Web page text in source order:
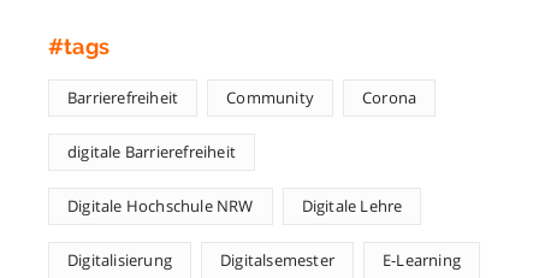
#tags
Barrierefreiheit Community Corona
digitale Barrierefreiheit
Digitale Hochschule NRW Digitale Lehre
Digitalisierung Digitalsemester E-Learning